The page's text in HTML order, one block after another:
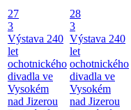
27
3
Výstava 240
let
ochotnického
divadla ve
Vysokém
nad Jizerou
28
3
Výstava 240
let
ochotnického
divadla ve
Vysokém
nad Jizerou